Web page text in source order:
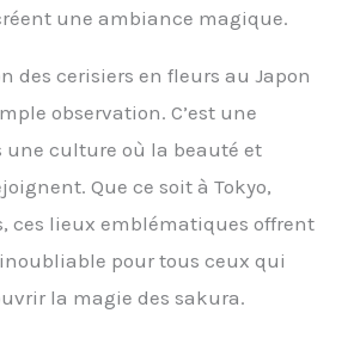
une ambiance magique.
des cerisiers en fleurs au Japon
observation. C’est une
une culture où la beauté et
Que ce soit à Tokyo,
ces lieux emblématiques offrent
pour tous ceux qui
la magie des sakura.